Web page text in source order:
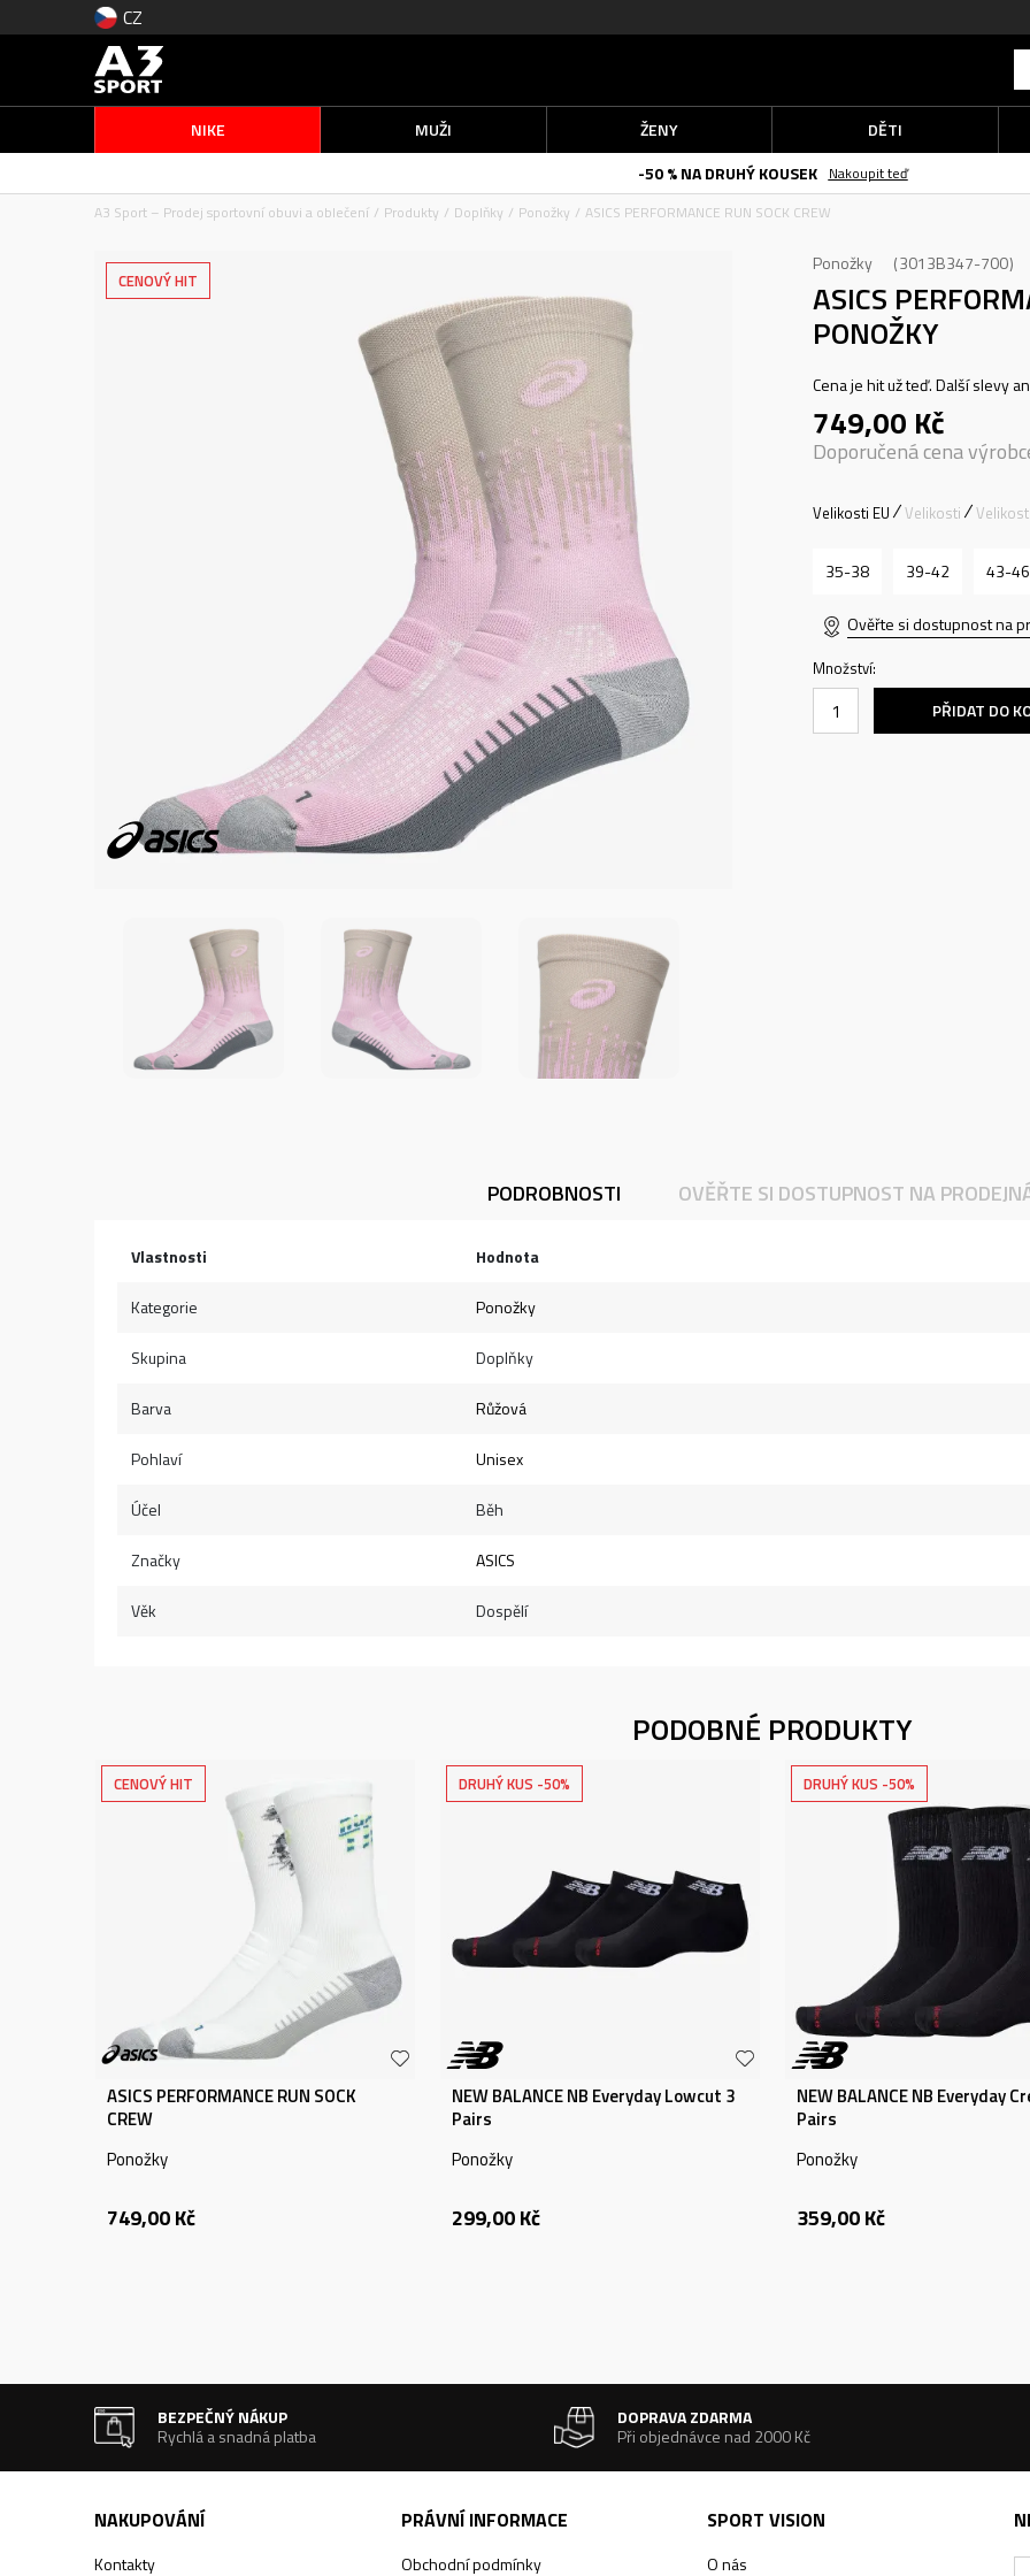
CZ
NIKE MUŽI ŽENY
DĚTI
-50 % NA DRUHÝ KOUSEK
Nakoupit teď
A3 Sport – Prodej sportovní obuvi a oblečení
Produkty Doplňky Ponožky ASICS PERFORMANCE RUN SOCK CREW
CENOVÝ HIT
Ponožky 3013B347-700
ASICS
PONOŽKY
Cena je hit už teď. Další slevy
749,00 Kč
Doporučená cena
Velikosti EU Velikosti
35-38 39-42 43-46
Ověřte si dostupnost na
Množství:
PŘIDAT DO
PODROBNOSTI OVĚŘTE SI DOSTUPNOST NA
Vlastnosti Hodnota
Kategorie Ponožky
Skupina Doplňky
Barva Růžová
Pohlaví Unisex
Účel Běh
Značky ASICS
Věk Dospělí
PODOBNÉ PRODUKTY
CENOVÝ HIT
ASICS PERFORMANCE RUN SOCK
CREW
Ponožky
749,00Kč
DRUHÝ KUS -50%
NEW BALANCE NB Everyday Lowcut 3
Pairs
Ponožky
299,00Kč
DRUHÝ KUS -50%
NEW BALANCE NB Everyday
Pairs
Ponožky
359,00Kč
BEZPEČNÝ NÁKUP
Rychlá a snadná platba
DOPRAVA ZDARMA
Při objednávce nad 2000 Kč
NAKUPOVÁNÍ
Kontakty
PRÁVNÍ INFORMACE
Obchodní podmínky
SPORT VISION
O nás